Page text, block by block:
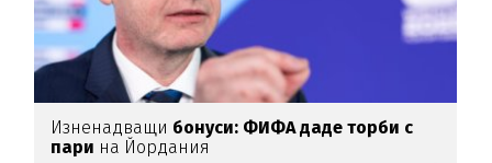
Изненадващи бонуси: ФИФА даде торби с
пари на Йордания